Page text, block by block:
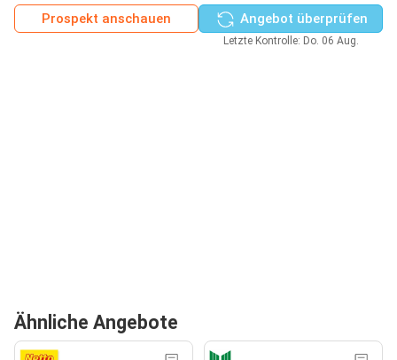
Prospekt anschauen
Angebot überprüfen
Letzte Kontrolle: Do. 06 Aug.
Ähnliche Angebote